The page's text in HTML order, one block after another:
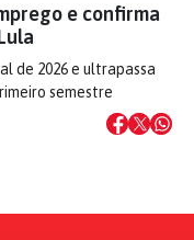
e confirma
de 2026 e ultrapassa
semestre